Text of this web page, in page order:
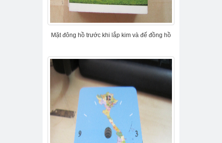
Mặt đông hồ trước khi lắp kim và đế đồng hồ